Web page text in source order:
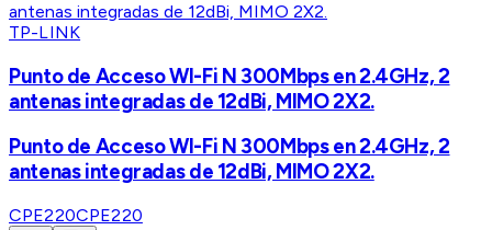
TP-LINK
Punto de Acceso WI-Fi N 300Mbps en 2.4GHz, 2
antenas integradas de 12dBi, MIMO 2X2.
Punto de Acceso WI-Fi N 300Mbps en 2.4GHz, 2
antenas integradas de 12dBi, MIMO 2X2.
CPE220CPE220